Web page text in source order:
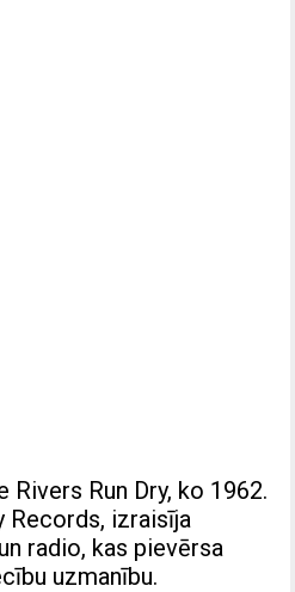
Rivers Run Dry, ko 1962.
Records, izraisīja
radio, kas pievērsa
uzmanību.